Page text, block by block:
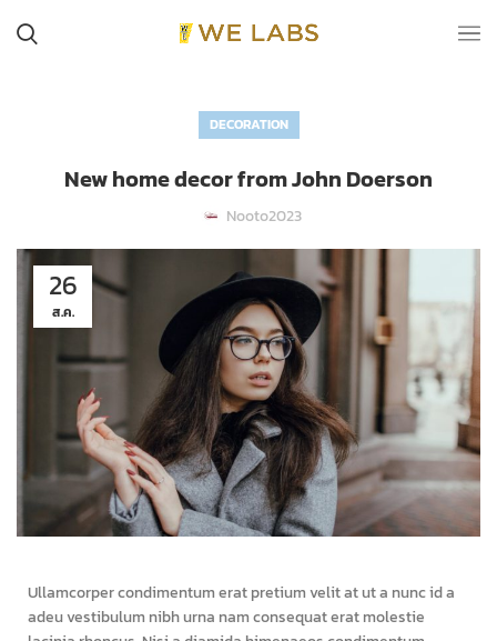
DECORATION
New home decor from John Doerson
Nooto2023
26
ส.ค.
Ullamcorper condimentum erat pretium velit at ut a nunc id a
adeu vestibulum nibh urna nam consequat erat molestie